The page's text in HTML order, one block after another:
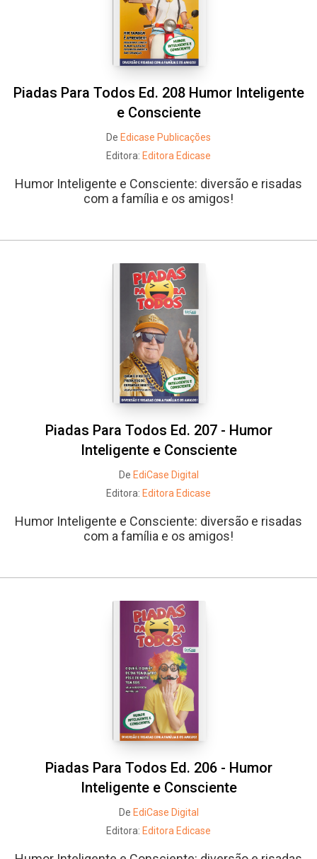
Piadas Para Todos Ed. 208 Humor Inteligente
e Consciente
De Edicase Publicações
Editora: Editora Edicase
Humor Inteligente e Consciente: diversão e risadas
com a família e os amigos!
Piadas Para Todos Ed. 207 - Humor
Inteligente e Consciente
De EdiCase Digital
Editora: Editora Edicase
Humor Inteligente e Consciente: diversão e risadas
com a família e os amigos!
Piadas Para Todos Ed. 206 - Humor
Inteligente e Consciente
De EdiCase Digital
Editora: Editora Edicase
Facebook Twitter